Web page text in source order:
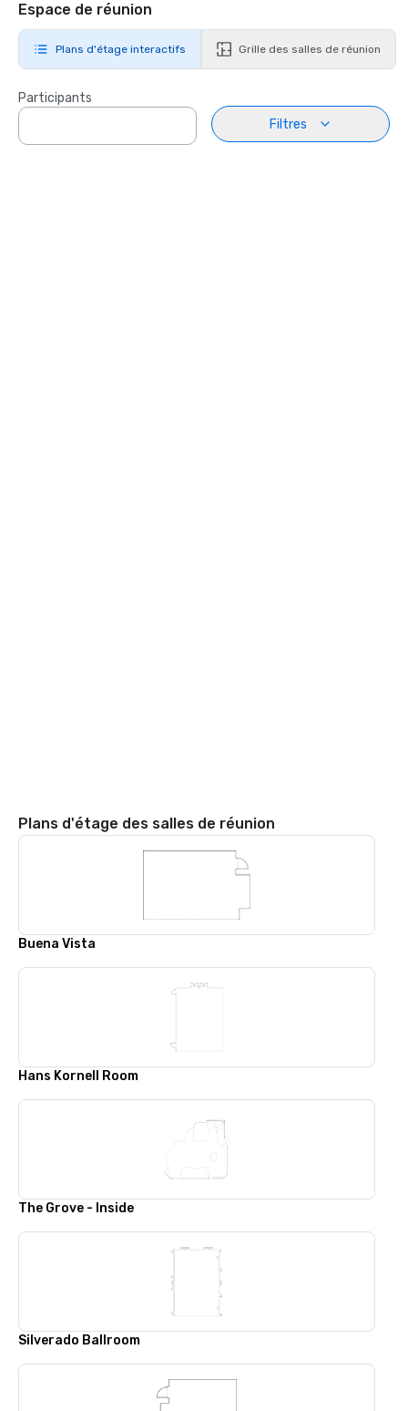
Espace de réunion
Plans d'étage interactifs Grille des salles de réunion
Participants
Filtres
Plans d'étage des salles de réunion
Buena Vista
Hans Kornell Room
The Grove - Inside
Silverado Ballroom